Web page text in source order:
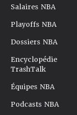
Salaires NBA
Playoffs NBA
Dossiers NBA
Encyclopédie
TrashTalk
Équipes NBA
Podcasts NBA